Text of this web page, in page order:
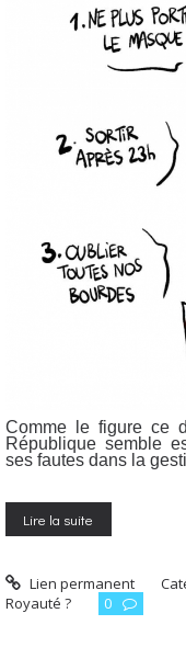
Comme le figure ce
République semble
ses fautes dans la
Lire la suite
Lien permanent
Royauté ?
0